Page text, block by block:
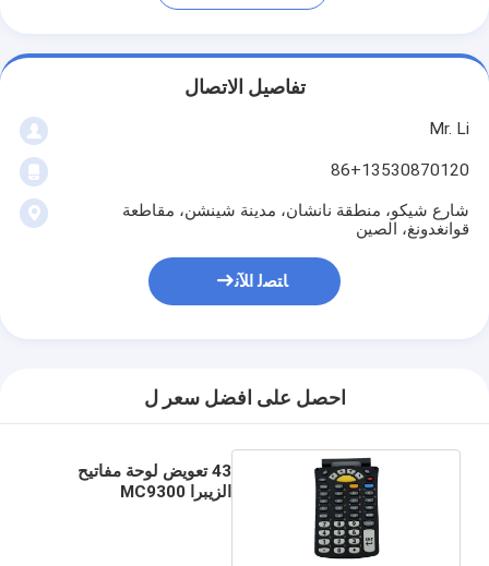
تفاصيل الاتصال
Mr. Li
86+13530870120
شارع شيكو، منطقة نانشان، مدينة شينشن، مقاطعة
قوانغدونغ، الصين
ﺎﺘﺼﻟ ﺍﻶﻧ
احصل على افضل سعر ل
43 تعويض لوحة مفاتيح
الزيبرا MC9300